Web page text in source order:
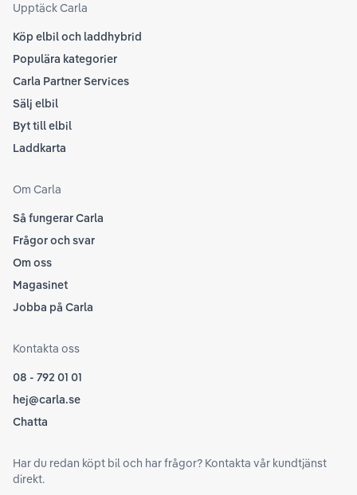
Upptäck Carla
Köp elbil och laddhybrid
Populära kategorier
Carla Partner Services
Sälj elbil
Byt till elbil
Laddkarta
Om Carla
Så fungerar Carla
Frågor och svar
Om oss
Magasinet
Jobba på Carla
Kontakta oss
08 - 792 01 01
hej@carla.se
Chatta
Har du redan köpt bil och har frågor? Kontakta vår kundtjänst
direkt.